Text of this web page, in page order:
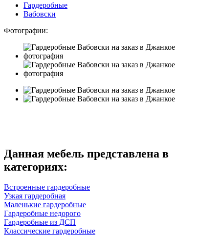
Гардеробные
Вабовски
Фотографии:
Данная мебель представлена в
категориях:
Встроенные гардеробные
Узкая гардеробная
Маленькие гардеробные
Гардеробные недорого
Гардеробные из ДСП
Классические гардеробные